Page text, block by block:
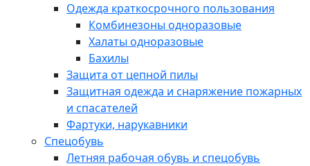
Одежда краткосрочного пользования
Комбинезоны одноразовые
Халаты одноразовые
Бахилы
Защита от цепной пилы
Защитная одежда и снаряжение пожарных
и спасателей
Фартуки, нарукавники
Спецобувь
Летняя рабочая обувь и спецобувь